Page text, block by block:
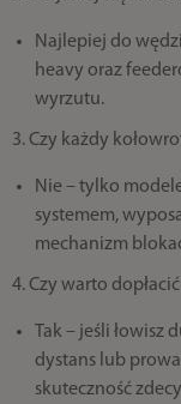
Najlepiej do
heavy oraz
wyrzutu.
3. Czy każdy
Nie – tylko
systemem,
mechanizm
4. Czy warto
Tak – jeśli
dystans lub
skuteczność